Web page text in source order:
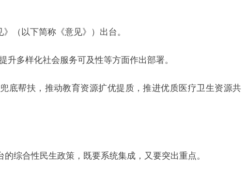
（以下简称《意见》）出台。
升多样化社会服务可及性等方面作出部署。
底帮扶，推动教育资源扩优提质，推进优质医疗卫生资源共
综合性民生政策，既要系统集成，又要突出重点。